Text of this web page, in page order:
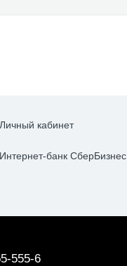
Личный кабинет
Интернет-банк СберБизнес
555-6